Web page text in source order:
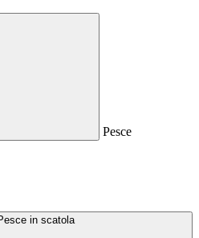
Pesce
in scatola